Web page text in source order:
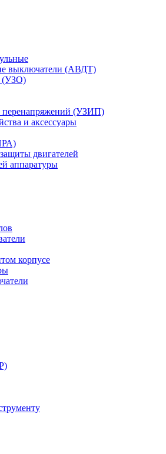
выключатели (АВДТ)
(УЗО)
перенапряжений (УЗИП)
и аксессуары
двигателей
аппаратуры
корпусе